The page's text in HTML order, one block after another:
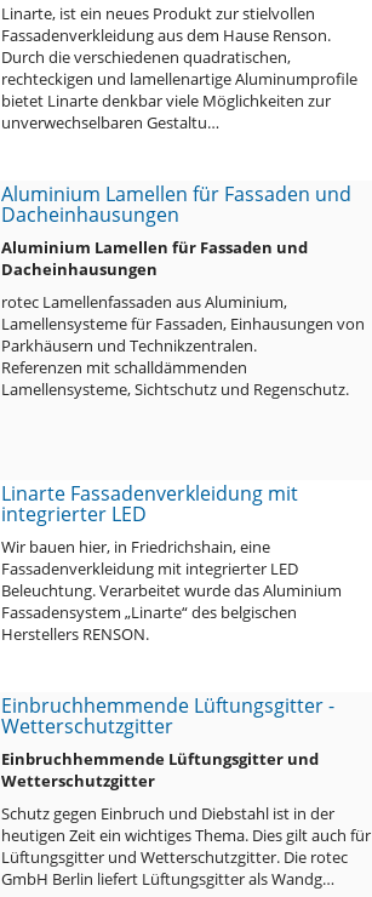
Linarte, ist ein neues Produkt zur stielvollen
Fassadenverkleidung aus dem Hause Renson.
Durch die verschiedenen quadratischen,
rechteckigen und lamellenartige Aluminumprofile
bietet Linarte denkbar viele Möglichkeiten zur
unverwechselbaren Gestaltu…
Aluminium Lamellen für Fassaden und
Dacheinhausungen
Aluminium Lamellen für Fassaden und
Dacheinhausungen
rotec Lamellenfassaden aus Aluminium,
Lamellensysteme für Fassaden, Einhausungen von
Parkhäusern und Technikzentralen.
Referenzen mit schalldämmenden
Lamellensysteme, Sichtschutz und Regenschutz.
Linarte Fassadenverkleidung mit
integrierter LED
Wir bauen hier, in Friedrichshain, eine
Fassadenverkleidung mit integrierter LED
Beleuchtung. Verarbeitet wurde das Aluminium
Fassadensystem „Linarte“ des belgischen
Herstellers RENSON.
Einbruchhemmende Lüftungsgitter -
Wetterschutzgitter
Einbruchhemmende Lüftungsgitter und
Wetterschutzgitter
Schutz gegen Einbruch und Diebstahl ist in der
heutigen Zeit ein wichtiges Thema. Dies gilt auch für
Lüftungsgitter und Wetterschutzgitter. Die rotec
GmbH Berlin liefert Lüftungsgitter als Wandg…